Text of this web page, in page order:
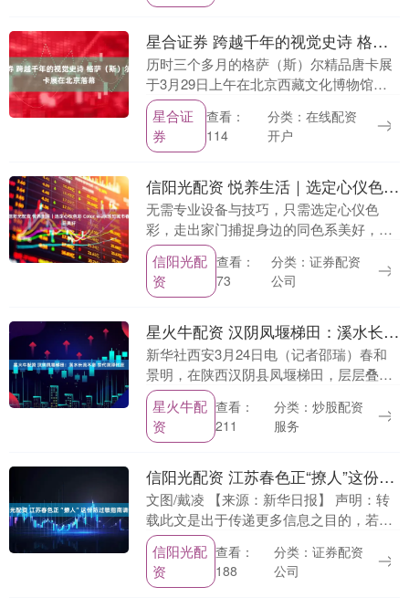
星合证券 跨越千年的视觉史诗 格萨（斯）尔精品唐卡展在北京落幕
历时三个多月的格萨（斯）尔精品唐卡展
于3月29日上午在北京西藏文化博物馆圆
满落幕。来自北京、四川、河北、广西等
地的约300名各界代表、格萨尔文化研究
学者及唐卡艺....
星合证
券
查看：
114
分类：在线配资
开户
信阳光配资 悦养生活｜选定心仪色彩 Color walk感知城市春日美好
无需专业设备与技巧，只需选定心仪色
彩，走出家门捕捉身边的同色系美好，拼
贴成专属色彩日记，便是一场完整的Color
walk（色彩漫步）。 r 继City wal....
信阳光配
资
查看：
73
分类：证券配资
公司
星火牛配资 汉阴凤堰梯田：溪水长流不息 世代润泽村庄
新华社西安3月24日电（记者邵瑞）春和
景明，在陕西汉阴县凤堰梯田，层层叠叠
的油菜花海随风起伏，从秦岭南麓的高山
之巅绵延十余公里，一路铺展至汉江河
畔，壮美秀丽的景....
星火牛配
资
查看：
211
分类：炒股配资
服务
信阳光配资 江苏春色正“撩人”这份防过敏指南请查收
文图/戴凌 【来源：新华日报】 声明：转
载此文是出于传递更多信息之目的，若有
来源标注错误或侵犯了您的合法权益，请
作者持权属证明发至邮箱
newmedia2023@....
信阳光配
资
查看：
188
分类：证券配资
公司